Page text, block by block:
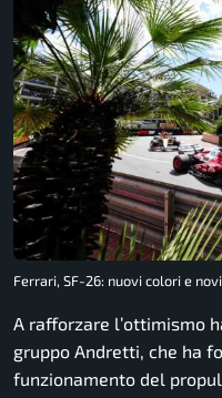
Ferrari, SF-26: nuovi colori e
A rafforzare l’ottimismo
gruppo Andretti, che ha
funzionamento del